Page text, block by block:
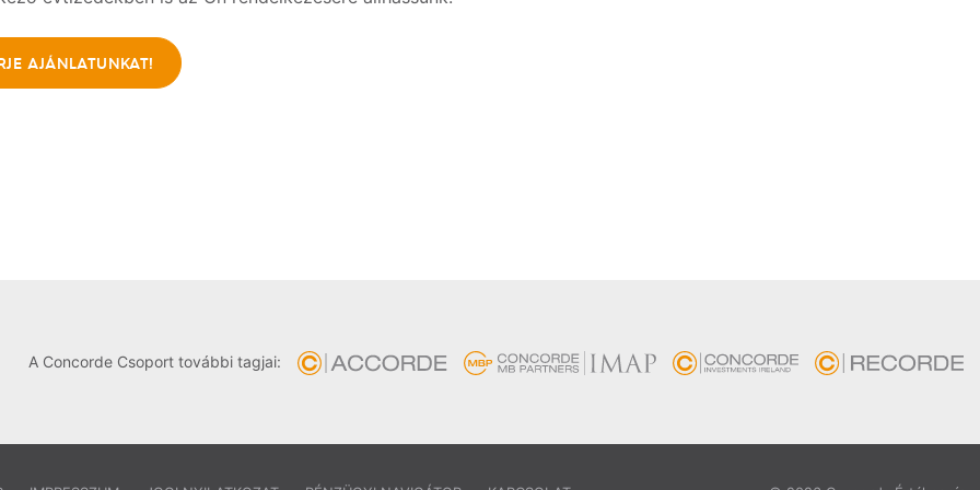
AJÁNLATUNKAT!
A Concorde Csoport további tagjai: